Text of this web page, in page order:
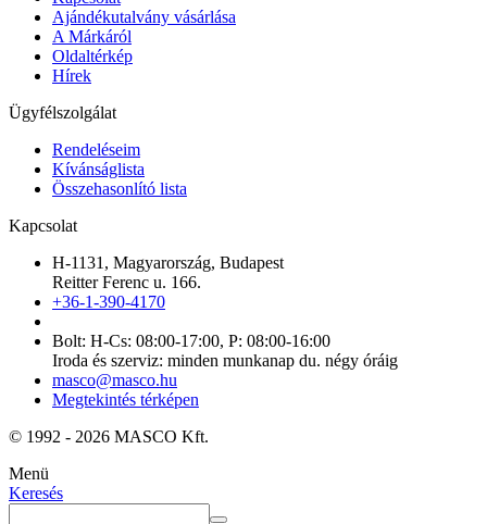
Ajándékutalvány vásárlása
A Márkáról
Oldaltérkép
Hírek
Ügyfélszolgálat
Rendeléseim
Kívánságlista
Összehasonlító lista
Kapcsolat
H-1131, Magyarország, Budapest
Reitter Ferenc u. 166.
+36-1-390-4170
Bolt: H-Cs: 08:00-17:00, P: 08:00-16:00
Iroda és szerviz: minden munkanap du. négy óráig
masco@masco.hu
Megtekintés térképen
© 1992 - 2026 MASCO Kft.
Menü
Keresés